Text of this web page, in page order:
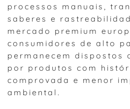
processos manuais,
saberes e
mercado premium
consumidores de alto
permanecem dispostos
por produtos com
comprovada e menor
ambiental.